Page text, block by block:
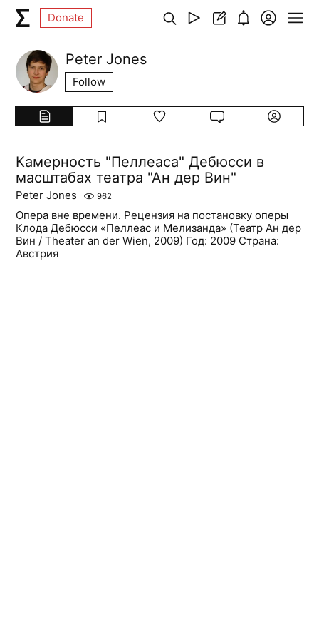
Donate
Peter Jones
Follow
Камерность "Пеллеаса" Дебюсси в
масштабах театра "Ан дер Вин"
Peter Jones 962
Опера вне времени. Рецензия на постановку оперы
Клода Дебюсси «Пеллеас и Мелизанда» (Театр Ан дер
Вин / Theater an der Wien, 2009) Год: 2009 Страна:
Австрия